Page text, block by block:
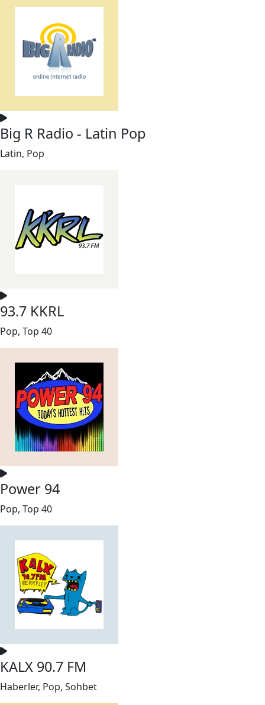
Big R Radio - Latin Pop
Latin, Pop
93.7 KKRL
Pop, Top 40
Power 94
Pop, Top 40
KALX 90.7 FM
Haberler, Pop, Sohbet